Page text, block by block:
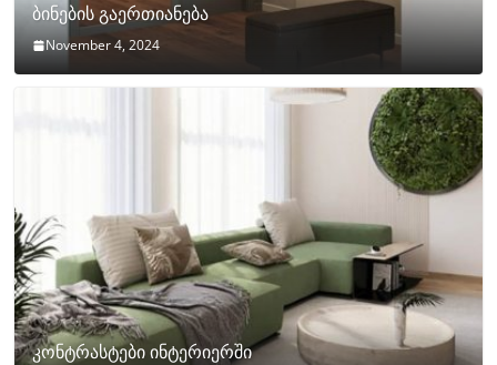
ბინების გაერთიანება
November 4, 2024
კონტრასტები ინტერიერში